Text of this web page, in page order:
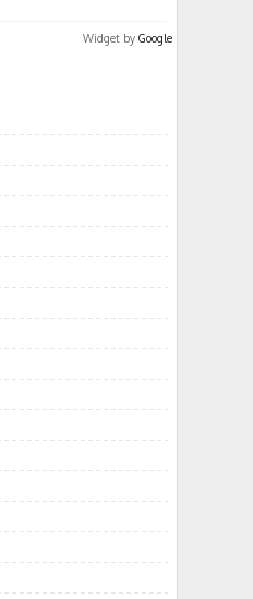
Widget by Google